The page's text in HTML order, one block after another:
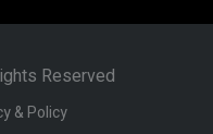
Reserved
& Policy